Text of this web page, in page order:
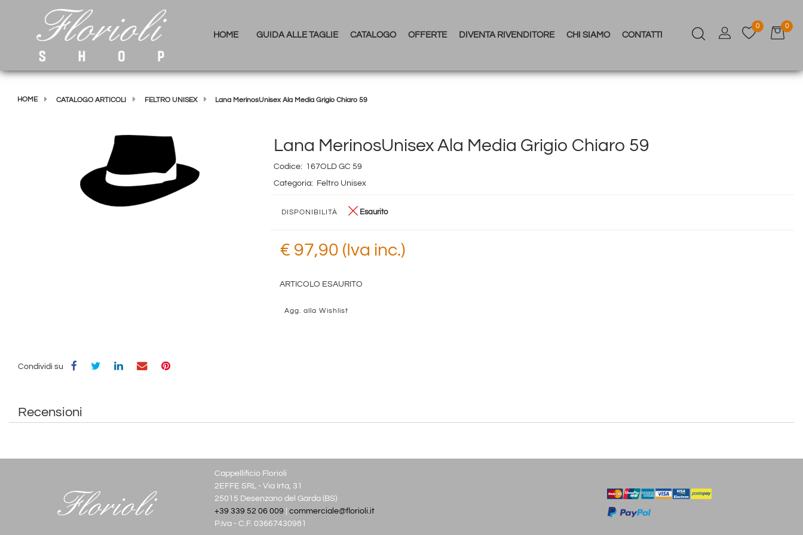
HOME GUIDA ALLE TAGLIE CATALOGO OFFERTE DIVENTA RIVENDITORE CHI SIAMO CONTATTI
0 0
HOME CATALOGO ARTICOLI FELTRO UNISEX Lana MerinosUnisex Ala Media Grigio Chiaro 59
Lana MerinosUnisex Ala Media Grigio Chiaro 59
Codice:
167OLD GC 59
Categoria:
Feltro Unisex
DISPONIBILITÀ Esaurito
€ 97,90 (Iva inc.)
ARTICOLO ESAURITO
Agg. alla Wishlist
Condividi su
Recensioni
Cappellificio Florioli
2EFFE SRL - Via Irta, 31
25015 Desenzano del Garda (BS)
+39 339 52 06 009
commerciale@florioli.it
P.Iva - C.F. 03667430981